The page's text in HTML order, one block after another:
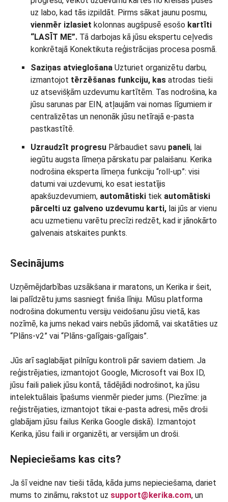
uz labo, kad tās izpildāt. Pirms sākat jaunu posmu,
vienmēr izlasiet kolonnas augšpusē esošo kartīti
“LASĪT ME”. Tā darbojas kā jūsu ekspertu ceļvedis
konkrētajā Konektikuta reģistrācijas procesa posmā.
Saziņas atvieglošana Uzturiet organizētu darbu,
izmantojot tērzēšanas funkciju, kas atrodas tieši
uz atsevišķām uzdevumu kartītēm. Tas nodrošina, ka
jūsu sarunas par EIN, atļaujām vai nomas līgumiem ir
centralizētas un nenonāk jūsu netīrajā e-pasta
pastkastītē.
Uzraudzīt progresu Pārbaudiet savu paneli, lai
iegūtu augsta līmeņa pārskatu par palaišanu. Kerika
nodrošina eksperta līmeņa funkciju “roll-up”: visi
datumi vai uzdevumi, ko esat iestatījis
apakšuzdevumiem, automātiski tiek automātiski
pārcelti uz galveno uzdevumu karti, lai jūs ar vienu
acu uzmetienu varētu precīzi redzēt, kad ir jānokārto
galvenais atskaites punkts.
Secinājums
Uzņēmējdarbības uzsākšana ir maratons, un Kerika ir šeit,
lai palīdzētu jums sasniegt finiša līniju. Mūsu platforma
nodrošina dokumentu versiju veidošanu jūsu vietā, kas
nozīmē, ka jums nekad vairs nebūs jādomā, vai skatāties uz
“Plāns-v2” vai “Plāns-galīgais-galīgais”.
Jūs arī saglabājat pilnīgu kontroli pār saviem datiem. Ja
reģistrējaties, izmantojot Google, Microsoft vai Box ID,
jūsu faili paliek jūsu kontā, tādējādi nodrošinot, ka jūsu
intelektuālais īpašums vienmēr pieder jums. (Piezīme: ja
reģistrējaties, izmantojot tikai e-pasta adresi, mēs droši
glabājam jūsu failus Kerika Google diskā). Izmantojot
Kerika, jūsu faili ir organizēti, ar versijām un droši.
Nepieciešams kas cits?
Ja šī veidne nav tieši tāda, kāda jums nepieciešama, dariet
mums to zināmu, rakstot uz support@kerika.com, un